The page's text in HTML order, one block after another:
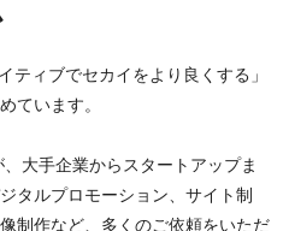
ティブでセカイをより良くする」
ています。
大手企業からスタートアップま
タルプロモーション、サイト制
制作など、多くのご依頼をいただ